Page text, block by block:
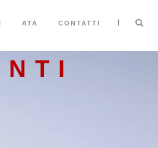
ATA CONTATTI |